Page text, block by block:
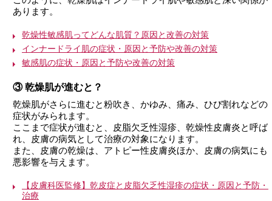
あります。
乾燥性敏感肌ってどんな肌質？原因と改善の対策
インナードライ肌の症状・原因と予防や改善の対策
敏感肌の症状・原因と予防や改善の対策
③ 乾燥肌が進むと？
乾燥肌がさらに進むと粉吹き、かゆみ、痛み、ひび割れなどの
症状がみられます。
ここまで症状が進むと、皮脂欠乏性湿疹、乾燥性皮膚炎と呼ば
れ、皮膚の病気として治療の対象になります。
また、皮膚の乾燥は、アトピー性皮膚炎ほか、皮膚の病気にも
悪影響を与えます。
【皮膚科医監修】乾皮症と皮脂欠乏性湿疹の症状・原因と予防・
治療